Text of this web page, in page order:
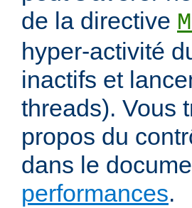
de la directive
hyper-activité
inactifs et
threads). Vous
propos du
dans le
performances.